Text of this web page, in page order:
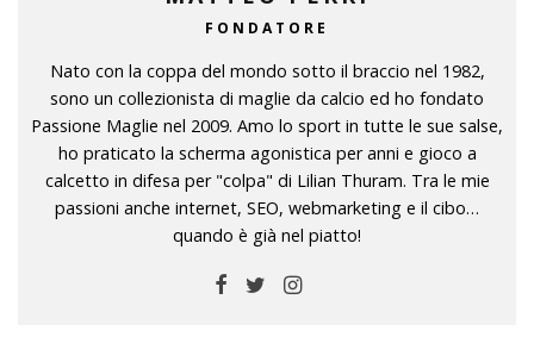
FONDATORE
Nato con la coppa del mondo sotto il braccio nel 1982,
sono un collezionista di maglie da calcio ed ho fondato
Passione Maglie nel 2009. Amo lo sport in tutte le sue salse,
ho praticato la scherma agonistica per anni e gioco a
calcetto in difesa per "colpa" di Lilian Thuram. Tra le mie
passioni anche internet, SEO, webmarketing e il cibo…
quando è già nel piatto!